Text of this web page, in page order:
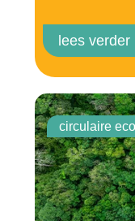
lees verder
circulaire